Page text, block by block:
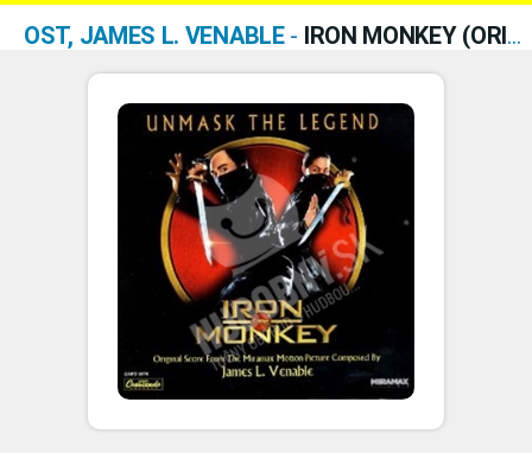
OST, JAMES L. VENABLE- IRON MONKEY (ORIGINAL SCORE FROM THE MIRAMAX MOTION PICTURE)